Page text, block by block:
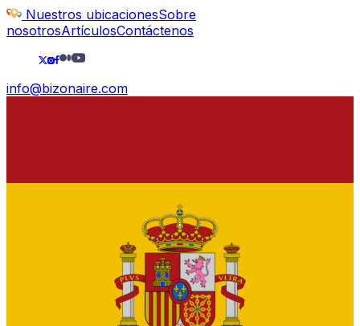
Nuestros ubicacionesSobre
nosotrosArtículosContáctenos
info@bizonaire.com